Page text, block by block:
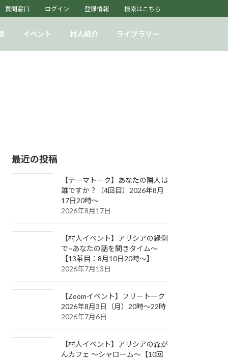
質問窓口 ログイン 登録情報 検索はこちら
イベント 村人紹介 ライブラリー
最近の投稿
【テーマトーク】あなたの隣人は
誰ですか？（4回目）2026年8月
17日20時～
2026年8月17日
【村人イベント】アリシアの縁側
で~あなたの話を聞きタイム～
【13茶目：8月10日20時～】
2026年7月13日
【Zoomイベント】フリートーク
2026年8月3日（月）20時～22時
2026年7月6日
【村人イベント】アリシアの森が
んカフェ ～シャローム～【10回